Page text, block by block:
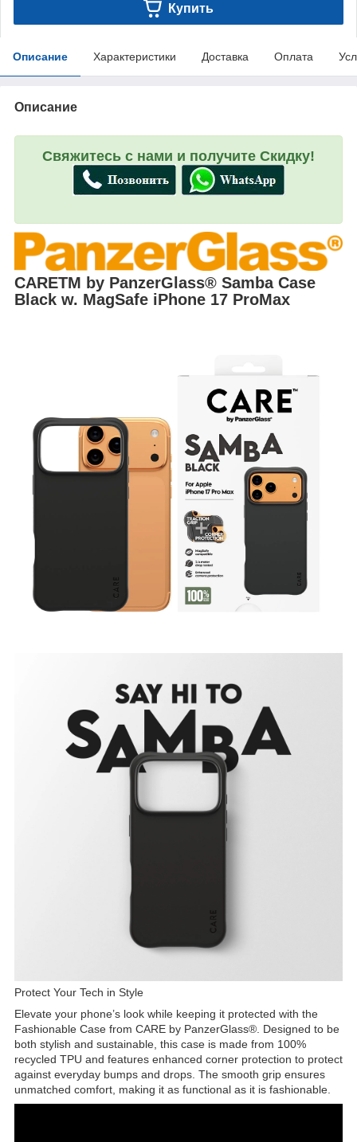
Купить
Описание Характеристики Доставка Оплата
Описание
Свяжитесь с нами и получите Скидку!
CARETM by PanzerGlass® Samba Case
Black w. MagSafe iPhone 17 ProMax
Protect Your Tech in Style
Elevate your phone’s look while keeping it protected with the
Fashionable Case from CARE by PanzerGlass®. Designed to be
both stylish and sustainable, this case is made from 100%
recycled TPU and features enhanced corner protection to protect
against everyday bumps and drops. The smooth grip ensures
unmatched comfort, making it as functional as it is fashionable.